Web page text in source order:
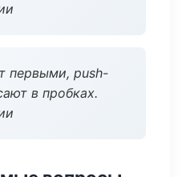
первыми, push-
в пробках.